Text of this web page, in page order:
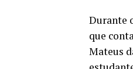
Durante
que
Mateus